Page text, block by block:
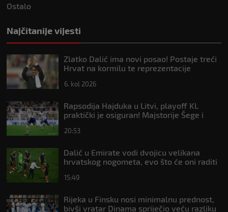
Ostalo
Najčitanije vijesti
Zlatko Dalić ima novi posao! Postaje treći
Hrvat na kormilu te reprezentacije
6. kol 2026
Rapsodija Hajduka u Litvi, playoff KL
praktički je osiguran! Majstorije Šege i
20:53
Dalić u Emirate vodi dvojicu velikana
hrvatskog nogometa, evo što će oni raditi
15:49
Rijeka u Finsku nosi minimalnu prednost,
bivši vratar Dinama spriječio veću razliku